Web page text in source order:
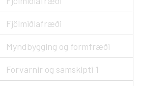
Fjölmiðlafræði
Myndbygging og formfræði
Forvarnir og samskipti 1